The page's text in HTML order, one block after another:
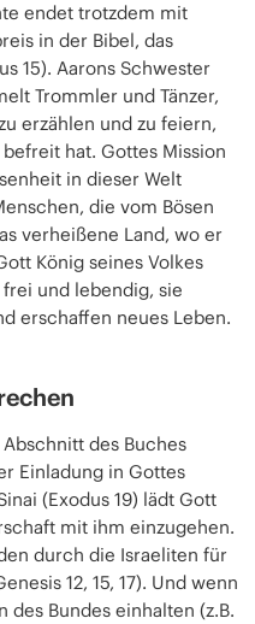
endet trotzdem mit
in der Bibel, das
15). Aarons Schwester
Trommler und Tänzer,
erzählen und zu feiern,
hat. Gottes Mission
in dieser Welt
die vom Bösen
verheißene Land, wo er
König seines Volkes
und lebendig, sie
erschaffen neues Leben.
des Buches
Einladung in Gottes
(Exodus 19) lädt Gott
mit ihm einzugehen.
durch die Israeliten für
12, 15, 17). Und wenn
Bundes einhalten (z.B.